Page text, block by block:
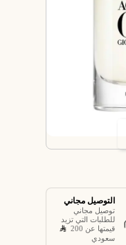
التوصيل مجاني
توصيل مجاني
للطلبات التي تزيد
قيمتها عن 200
سعودي